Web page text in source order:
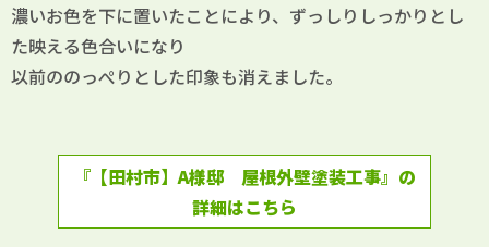
濃いお色を下に置いたことにより、ずっしりしっかりとし
た映える色合いになり
以前ののっぺりとした印象も消えました。
『【田村市】A様邸 屋根外壁塗装工事』の
詳細はこちら